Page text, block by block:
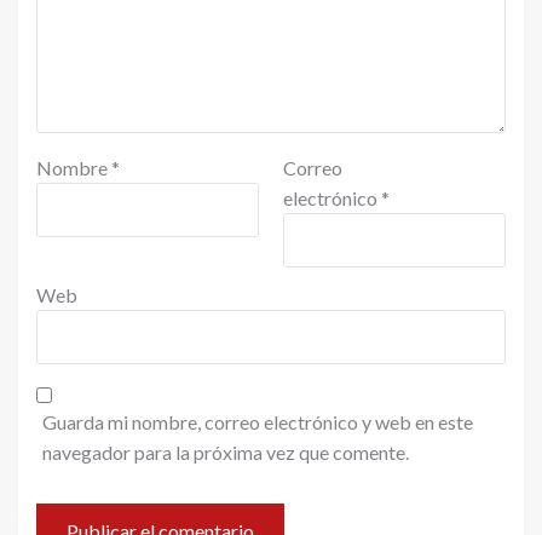
Nombre *
Correo
electrónico *
Web
Guarda mi nombre, correo electrónico y web en este
navegador para la próxima vez que comente.